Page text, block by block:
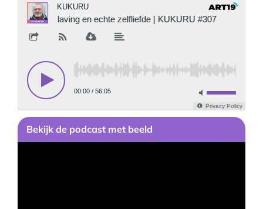
Bekijk de podcast met beeld